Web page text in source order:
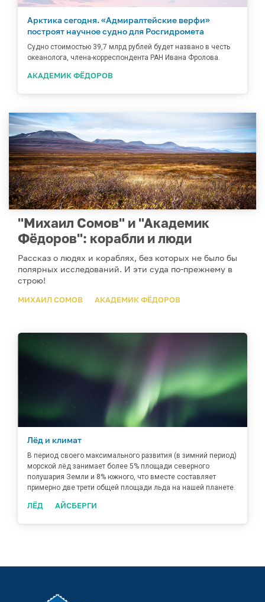
Арктика сегодня. «Адмиралтейские верфи»
построят научное судно для Росгидромета
Судно стоимостью 39,7 млрд рублей будет названо в честь
океанолога, члена-корреспондента РАН Ивана Фролова.
АКАДЕМИК ФЁДОРОВ
"Михаил Сомов" и "Академик
Фёдоров": корабли и люди
Рассказ о людях и кораблях, без которых не было бы
полярных исследований. И эти суда по-прежнему в
строю!
МИХАИЛ СОМОВ АКАДЕМИК ФЁДОРОВ
Лёд и климат
В период своего максимального развития (в зимний период)
морской лёд занимает более 5% площади северного
полушария Земли и 8% южного, что вместе составляет
примерно две трети общей площади льда на нашей планете.
ЛЁД АЙСБЕРГИ